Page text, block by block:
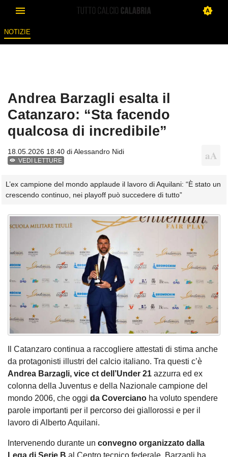
NOTIZIE
Andrea Barzagli esalta il
Catanzaro: “Sta facendo
qualcosa di incredibile”
18.05.2026 18:40 diAlessandro Nidi
VEDI LETTURE
L’ex campione del mondo applaude il lavoro di Aquilani: “È stato un
crescendo continuo, nei playoff può succedere di tutto”
Il Catanzaro continua a raccogliere attestati di stima anche
da protagonisti illustri del calcio italiano. Tra questi c’è
Andrea Barzagli, vice ct dell’Under 21 azzurra ed ex
colonna della Juventus e della Nazionale campione del
mondo 2006, che oggi da Coverciano ha voluto spendere
parole importanti per il percorso dei giallorossi e per il
lavoro di Alberto Aquilani.
Intervenendo durante un convegno organizzato dalla
Lega di Serie B al Centro tecnico federale, Barzagli ha